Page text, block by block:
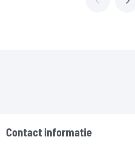
Contact informatie